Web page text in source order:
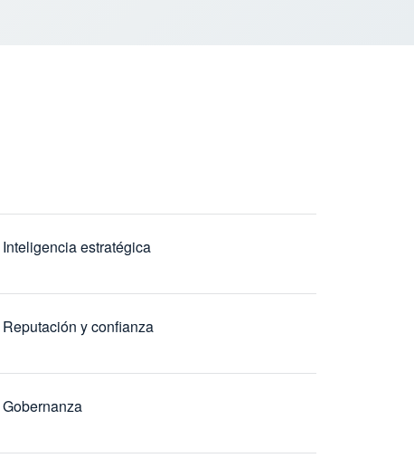
Inteligencia estratégica
Reputación y confianza
Gobernanza